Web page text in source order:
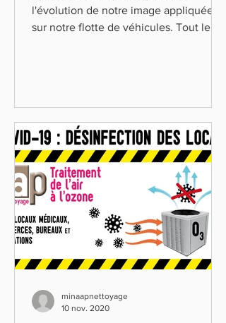
l'évolution de notre image appliquée
sur notre flotte de véhicules. Tout le
minaapnettoyage
10 nov. 2020